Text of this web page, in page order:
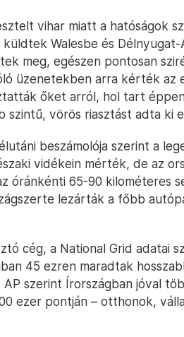
vihar miatt a hatóságok
Walesbe és Délnyugat-
meg, egészen pontosan
üzenetekben arra kérték az
őket arról, hol tart
szintű, vörös riasztást adta ki
beszámolója szerint a
vidékein mérték, de az
óránkénti 65-90 kilométeres
lezárták a főbb
cég, a National Grid adatai
45 ezren maradtak
AP szerint Írországban jóval
ezer pontján – otthonok,